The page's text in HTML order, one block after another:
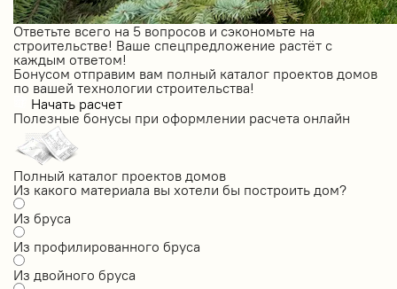
Ответьте всего на 5 вопросов и сэкономьте на
строительстве! Ваше спецпредложение растёт с
каждым ответом!
Бонусом отправим вам полный каталог проектов домов
по вашей технологии строительства!
Начать расчет
Полезные бонусы при оформлении расчета онлайн
Полный каталог проектов домов
Из какого материала вы хотели бы построить дом?
Из бруса
Из профилированного бруса
Из двойного бруса